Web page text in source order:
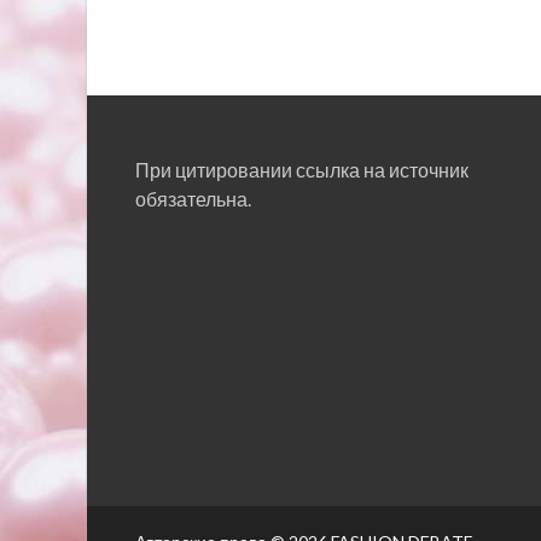
При цитировании ссылка на источник
обязательна.